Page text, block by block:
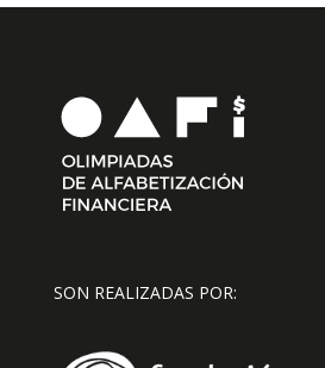
SON REALIZADAS POR: